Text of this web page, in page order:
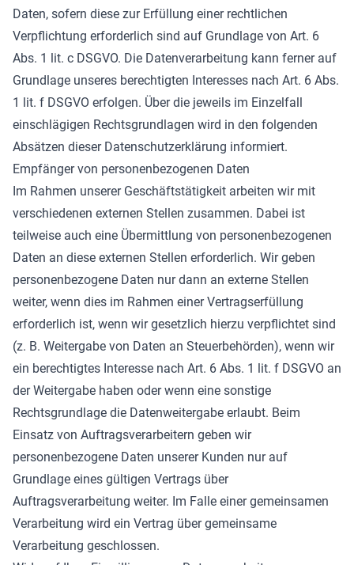
Daten, sofern diese zur Erfüllung einer rechtlichen
Verpflichtung erforderlich sind auf Grundlage von Art. 6
Abs. 1 lit. c DSGVO. Die Datenverarbeitung kann ferner auf
Grundlage unseres berechtigten Interesses nach Art. 6 Abs.
1 lit. f DSGVO erfolgen. Über die jeweils im Einzelfall
einschlägigen Rechtsgrundlagen wird in den folgenden
Absätzen dieser Datenschutzerklärung informiert.
Empfänger von personenbezogenen Daten
Im Rahmen unserer Geschäftstätigkeit arbeiten wir mit
verschiedenen externen Stellen zusammen. Dabei ist
teilweise auch eine Übermittlung von personenbezogenen
Daten an diese externen Stellen erforderlich. Wir geben
personenbezogene Daten nur dann an externe Stellen
weiter, wenn dies im Rahmen einer Vertragserfüllung
erforderlich ist, wenn wir gesetzlich hierzu verpflichtet sind
(z. B. Weitergabe von Daten an Steuerbehörden), wenn wir
ein berechtigtes Interesse nach Art. 6 Abs. 1 lit. f DSGVO an
der Weitergabe haben oder wenn eine sonstige
Rechtsgrundlage die Datenweitergabe erlaubt. Beim
Einsatz von Auftragsverarbeitern geben wir
personenbezogene Daten unserer Kunden nur auf
Grundlage eines gültigen Vertrags über
Auftragsverarbeitung weiter. Im Falle einer gemeinsamen
Verarbeitung wird ein Vertrag über gemeinsame
Verarbeitung geschlossen.